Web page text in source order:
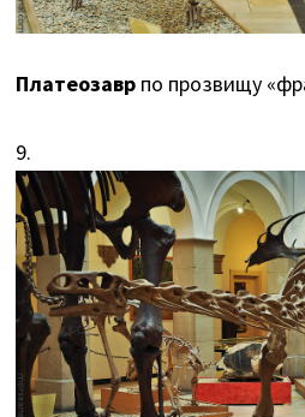
Платеозавр по прозвищу
9.